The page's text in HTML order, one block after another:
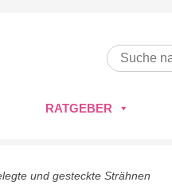
RATGEBER
und gesteckte Strähnen